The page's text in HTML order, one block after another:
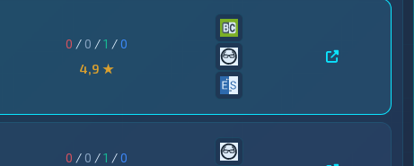
0 / 0 /1 /0
4,9 ★
0 / 0 /1 /0